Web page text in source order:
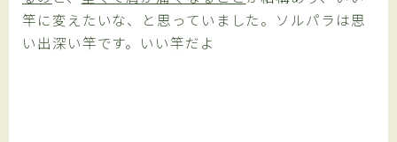
竿に変えたいな、と思っていました。ソルパラは思
い出深い竿です。いい竿だよ